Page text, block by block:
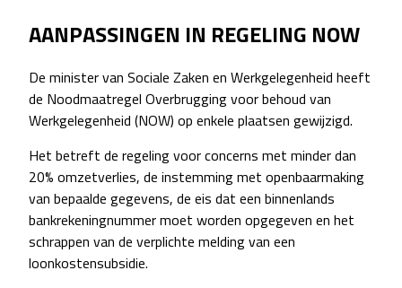
AANPASSINGEN IN REGELING NOW
De minister van Sociale Zaken en Werkgelegenheid heeft
de Noodmaatregel Overbrugging voor behoud van
Werkgelegenheid (NOW) op enkele plaatsen gewijzigd.
Het betreft de regeling voor concerns met minder dan
20% omzetverlies, de instemming met openbaarmaking
van bepaalde gegevens, de eis dat een binnenlands
bankrekeningnummer moet worden opgegeven en het
schrappen van de verplichte melding van een
loonkostensubsidie.